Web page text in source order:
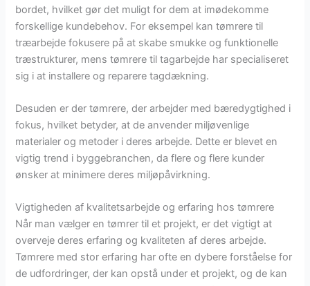
bordet, hvilket gør det muligt for dem at imødekomme
forskellige kundebehov. For eksempel kan tømrere til
træarbejde fokusere på at skabe smukke og funktionelle
træstrukturer, mens tømrere til tagarbejde har specialiseret
sig i at installere og reparere tagdækning.
Desuden er der tømrere, der arbejder med bæredygtighed i
fokus, hvilket betyder, at de anvender miljøvenlige
materialer og metoder i deres arbejde. Dette er blevet en
vigtig trend i byggebranchen, da flere og flere kunder
ønsker at minimere deres miljøpåvirkning.
Vigtigheden af kvalitetsarbejde og erfaring hos tømrere
Når man vælger en tømrer til et projekt, er det vigtigt at
overveje deres erfaring og kvaliteten af deres arbejde.
Tømrere med stor erfaring har ofte en dybere forståelse for
de udfordringer, der kan opstå under et projekt, og de kan